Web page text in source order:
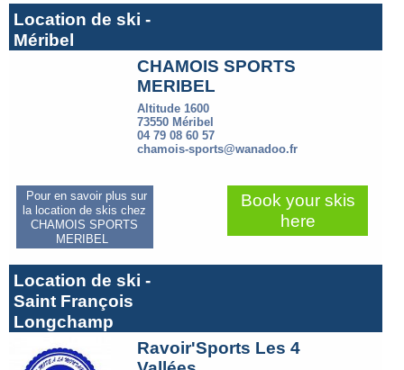
Location de ski -
Méribel
CHAMOIS SPORTS
MERIBEL
Altitude 1600
73550 Méribel
04 79 08 60 57
chamois-sports@wanadoo.fr
Pour en savoir plus sur
la location de skis chez
CHAMOIS SPORTS
MERIBEL
Book your skis
here
Location de ski -
Saint François
Longchamp
Ravoir'Sports Les 4